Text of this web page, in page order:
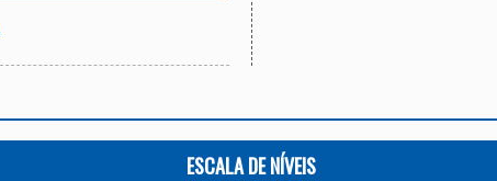
ESCALA DE NÍVEIS